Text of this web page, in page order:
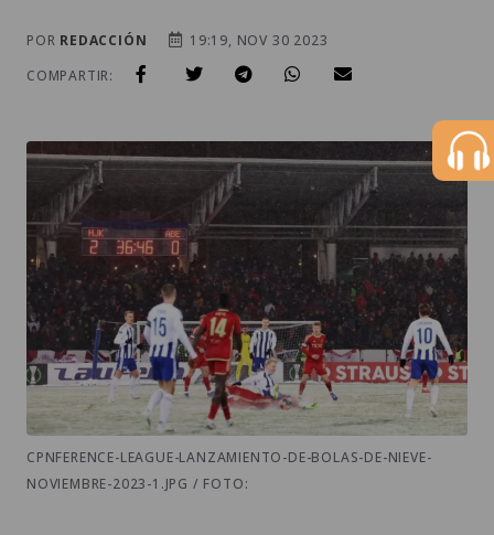
POR REDACCIÓN
19:19, NOV 30 2023
COMPARTIR:
CPNFERENCE-LEAGUE-LANZAMIENTO-DE-BOLAS-DE-NIEVE-
NOVIEMBRE-2023-1.JPG / FOTO: